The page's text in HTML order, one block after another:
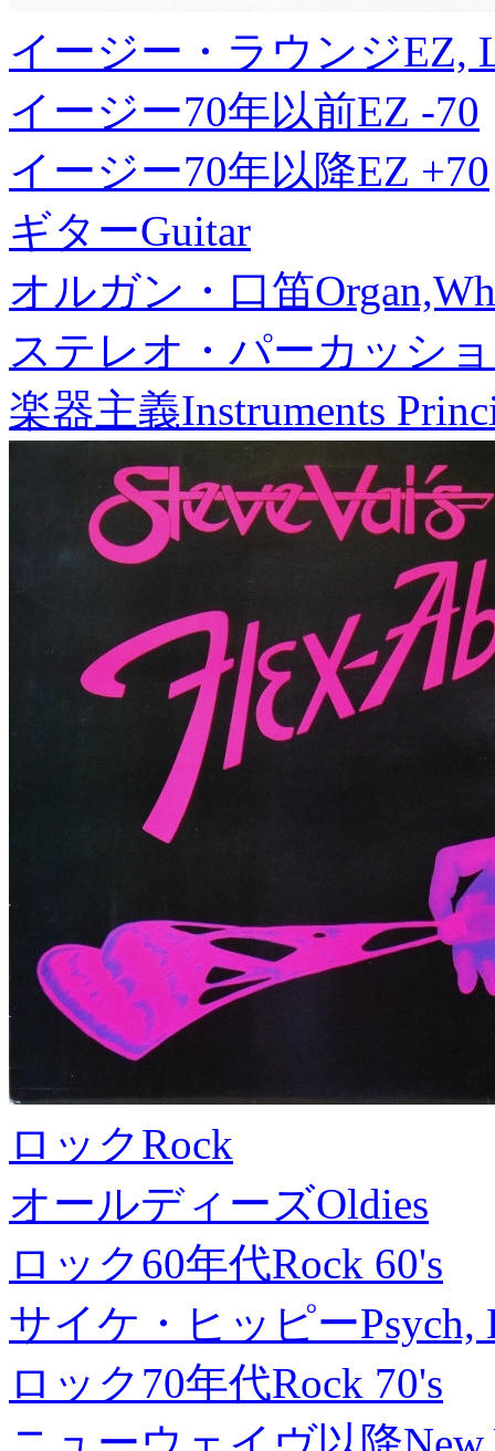
イージー・ラウンジEZ,
イージー70年以前EZ -70
イージー70年以降EZ +70
ギターGuitar
オルガン・口笛
ステレオ・パーカッシ
楽器主義Instruments
ロックRock
オールディーズOldies
ロック60年代Rock 60's
サイケ・ヒッピーPsych,
ロック70年代Rock 70's